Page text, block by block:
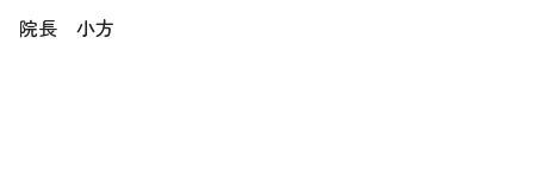
院長 小方